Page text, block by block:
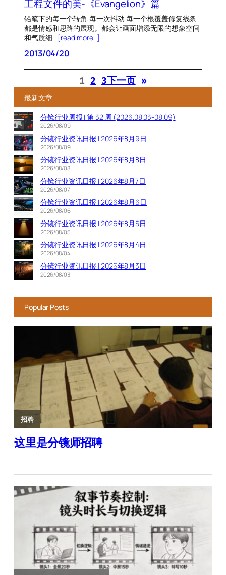
工程文件的美-《Evangelion》篇
铅笔下的每一个转角,每一次抖动,每一个根覆盖修复线条
都是情感和思路的展现。都会让画面增添无限的想象空间
和气质细… [read more…]
2013/04/20
1 2 3下一页 »
最新文章
分镜行业周报 | 第 32 周 (2026.08.03-08.09)
2026/08/09
分镜行业资讯日报 | 2026年8月9日
2026/08/09
分镜行业资讯日报 | 2026年8月8日
2026/08/08
分镜行业资讯日报 | 2026年8月7日
2026/08/07
分镜行业资讯日报 | 2026年8月6日
2026/08/06
分镜行业资讯日报 | 2026年8月5日
2026/08/05
分镜行业资讯日报 | 2026年8月4日
2026/08/04
分镜行业资讯日报 | 2026年8月3日
2026/08/03
Popular Posts